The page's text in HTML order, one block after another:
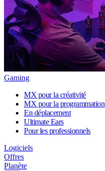
Gaming
MX pour la créativité
MX pour la programmation
En déplacement
Ultimate Ears
Pour les professionnels
Logiciels
Offres
Planète